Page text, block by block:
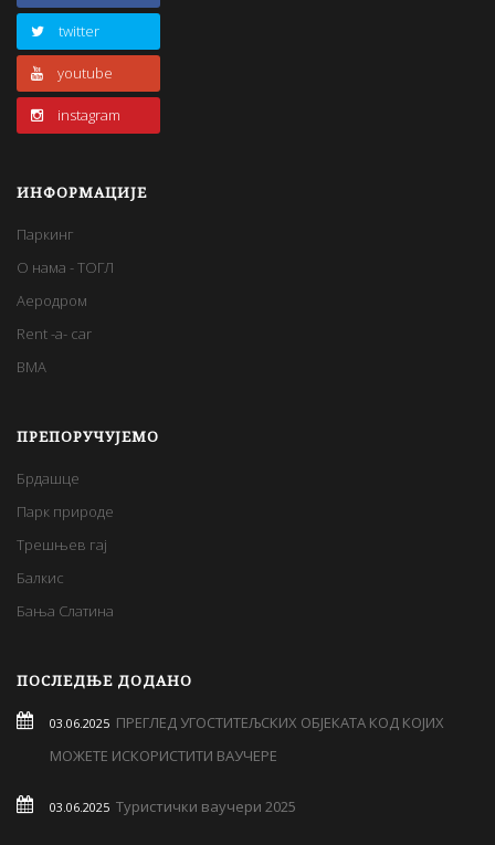
twitter
youtube
instagram
ИНФОРМАЦИЈЕ
Паркинг
О нама - ТОГЛ
Аеродром
Rent -a- car
BMA
ПРЕПОРУЧУЈЕМО
Брдашце
Парк природе
Трешњев гај
Балкис
Бања Слатина
ПОСЛЕДЊЕ ДОДАНО
03.06.2025 ПРЕГЛЕД УГОСТИТЕЉСКИХ ОБЈЕКАТА КОД КОЈИХ
МОЖЕТЕ ИСКОРИСТИТИ ВАУЧЕРЕ
03.06.2025 Туристички ваучери 2025